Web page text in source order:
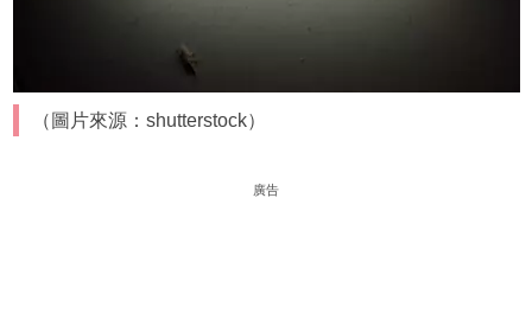
（圖片來源：shutterstock）
廣告